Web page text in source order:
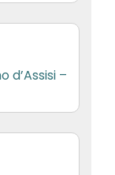
d’Assisi –